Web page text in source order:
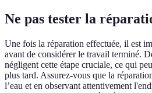
Ne pas tester la
Une fois la réparation effectuée, il est
avant de considérer le travail terminé.
négligent cette étape cruciale, ce qui
plus tard. Assurez-vous que la
l’eau et en observant attentivement